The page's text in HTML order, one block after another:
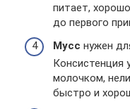
питает,
до первого
Мусс нужен
Консистенция
молочком,
быстро и